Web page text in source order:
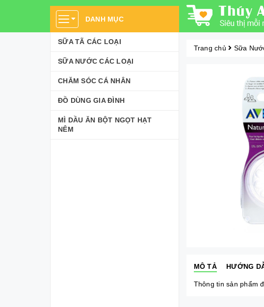
DANH MỤC
SỮA TÃ CÁC LOẠI
SỮA NƯỚC CÁC LOẠI
CHĂM SÓC CÁ NHÂN
ĐỒ DÙNG GIA ĐÌNH
MÌ DẦU ĂN BỘT NGỌT HẠT
NÊM
Trang chủ Sữa
MÔ TẢ HƯỚNG
Thông tin sản phẩm